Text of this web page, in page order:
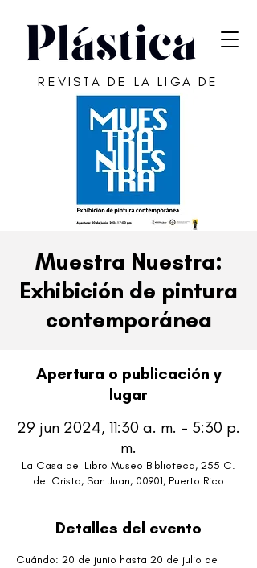
REVISTA DE LA LIGA DE
ARTE DE SAN JUAN
Muestra Nuestra:
Exhibición de pintura
contemporánea
Apertura o publicación y
lugar
29 jun 2024, 11:30 a. m. – 5:30 p.
m.
La Casa del Libro Museo Biblioteca, 255 C.
del Cristo, San Juan, 00901, Puerto Rico
Detalles del evento
Cuándo: 20 de junio hasta 20 de julio de